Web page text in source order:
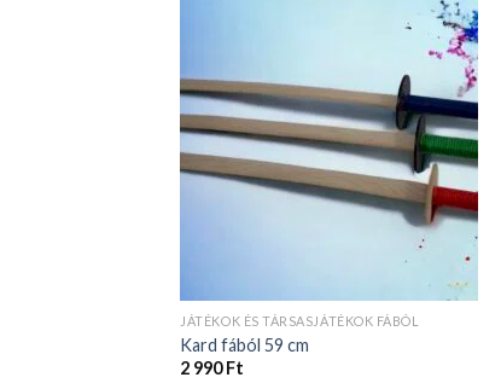
JÁTÉKOK ÉS TÁRSASJÁTÉKOK FÁBÓL
Kard fából 59 cm
2 990Ft